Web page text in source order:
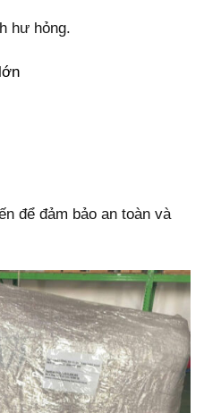
hư hỏng.
để đảm bảo an toàn và